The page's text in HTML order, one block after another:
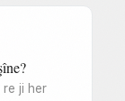
re ji her